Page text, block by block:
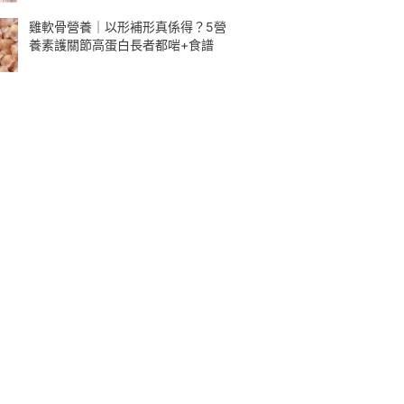
雞軟骨營養｜以形補形真係得？5營
養素護關節高蛋白長者都啱+食譜